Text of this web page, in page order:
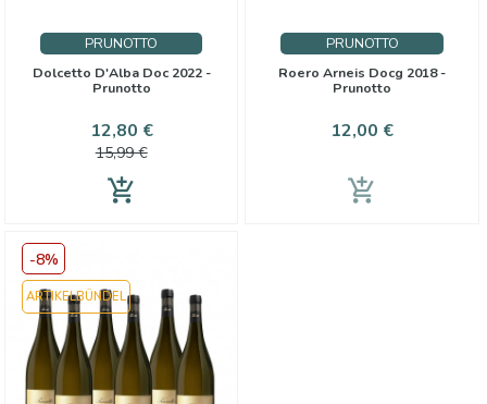
PRUNOTTO
Dolcetto D'Alba Doc 2022 -
Prunotto
Preis
12,80 €Verkaufspreis
15,99 €
add_shopping_cart
PRUNOTTO
Roero Arneis Docg 2018 -
Prunotto
Preis
12,00 €
add_shopping_cart
-8%
ARTIKELBÜNDEL